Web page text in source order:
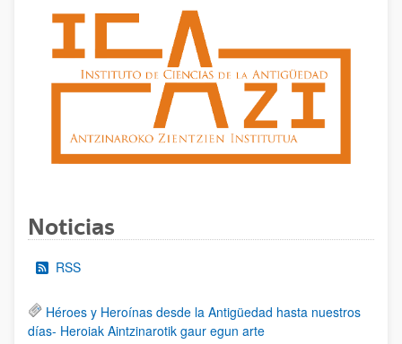
Noticias
RSS
Héroes y Heroínas desde la Antigüedad hasta nuestros
días- Heroiak Aintzinarotik gaur egun arte